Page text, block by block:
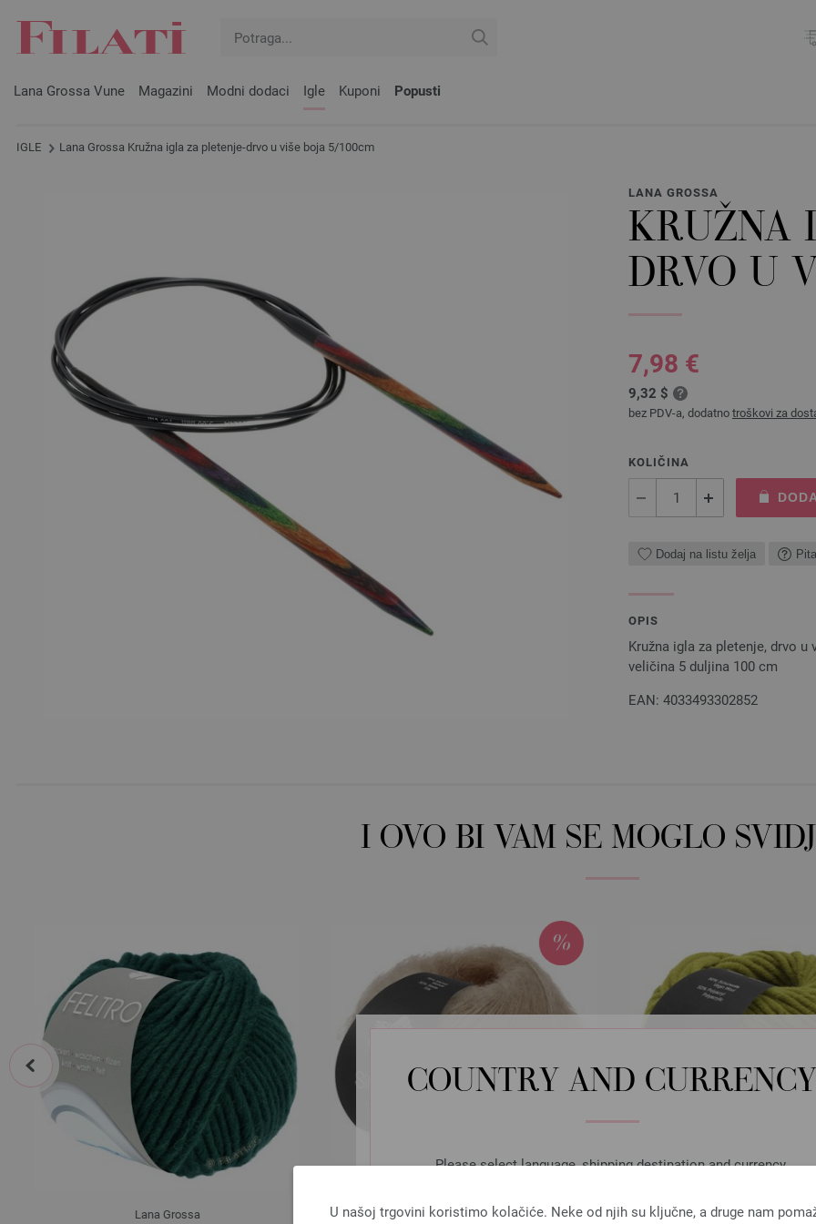
COUNTRY AND CURRENCY
Please select language, shipping destination and currency.
U našoj trgovini koristimo kolačiće. Neke od njih su ključne, a druge nam
Lana Grossa Vune Magazini Modni dodaci Igle Kuponi Popusti
IGLE Lana Grossa Kružna igla za pletenje-drvo u više boja 5/100cm
LANA GROSSA
KRUŽNA
DRVO U
7,98 €
9,32 $
bez PDV-a, dodatno troškovi za
KOLIČINA
Dodaj na listu želja
OPIS
Kružna igla za pletenje, drvo u
veličina 5 duljina 100 cm
EAN: 4033493302852
I OVO BI VAM SE MOGLO
Lana Grossa Lana Grossa Lana Grossa
prev